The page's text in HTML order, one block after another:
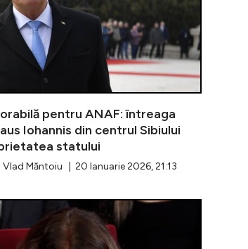
pentru ANAF: întreaga
Iohannis din centrul Sibiului
statului
Măntoiu | 20 Ianuarie 2026, 21:13
condamnării definitive. În paralel,